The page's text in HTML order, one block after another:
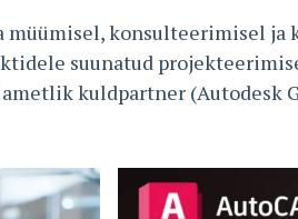
müümisel, konsulteerimisel
suunatud
kuldpartner (Autodesk